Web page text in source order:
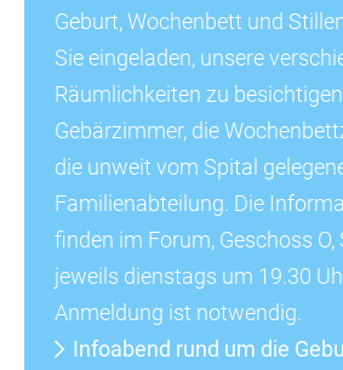
Geburt, Wochenbett und
Sie eingeladen, unsere
Räumlichkeiten zu
Gebärzimmer, die
die unweit vom Spital
Familienabteilung. Die
finden im Forum, Geschoss
jeweils dienstags um 19.30
Anmeldung ist notwendig.
Infoabend rund um die